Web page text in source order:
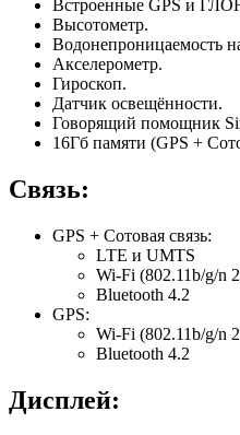
Встроенные GPS и
Высотометр.
Водонепроницаемость
Акселерометр.
Гироскоп.
Датчик освещённости.
Говорящий помощник
16Гб памяти (GPS +
Связь:
GPS + Сотовая связь:
LTE и UMTS
Wi-Fi (802.11b/g/n
Bluetooth 4.2
GPS:
Wi-Fi (802.11b/g/n
Bluetooth 4.2
Дисплей: